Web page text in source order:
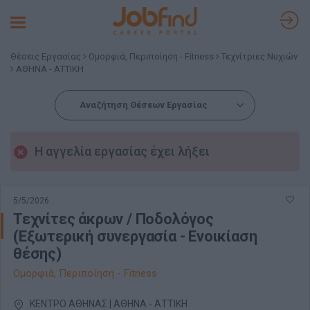
Toggle
Θέσεις Εργασίας Ομορφιά, Περιποίηση - Fitness
Τεχνίτριες Νυχιών
ΑΘΗΝΑ - ΑΤΤΙΚΗ
Αναζήτηση Θέσεων Εργασίας
Η αγγελία εργασίας έχει λήξει
5/5/2026
Τεχνίτες άκρων / Ποδολόγος
(Εξωτερική συνεργασία - Ενοικίαση
θέσης)
Ομορφιά, Περιποίηση - Fitness
ΚΕΝΤΡΟ ΑΘΗΝΑΣ | ΑΘΗΝΑ - ΑΤΤΙΚΗ